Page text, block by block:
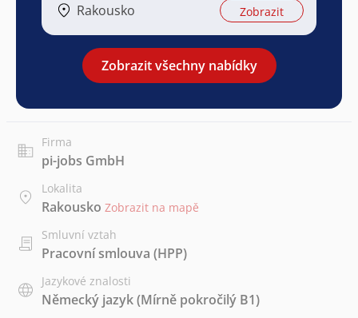
Rakousko Zobrazit
Zobrazit všechny nabídky
Firma
pi-jobs GmbH
Lokalita
Rakousko Zobrazit na mapě
Smluvní vztah
Pracovní smlouva (HPP)
Jazykové znalosti
Německý jazyk(Mírně pokročilý B1)